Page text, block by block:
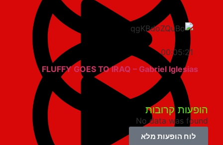
00:05:21
FLUFFY GOES TO IRAQ – Gabriel Iglesias
קרובות
No data was
לוח הופעות מלא